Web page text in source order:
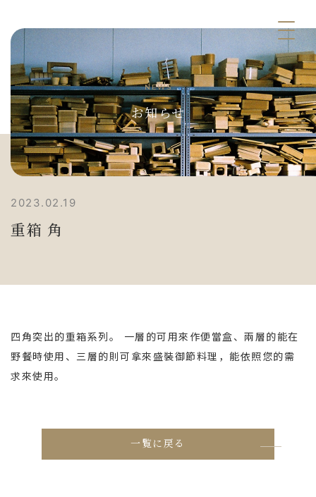
NEWS
お知らせ
2023.02.19
重箱 角
四角突出的重箱系列。 一層的可用來作便當盒、兩層的能在
野餐時使用、三層的則可拿來盛裝御節料理，能依照您的需
求來使用。
一覧に戻る